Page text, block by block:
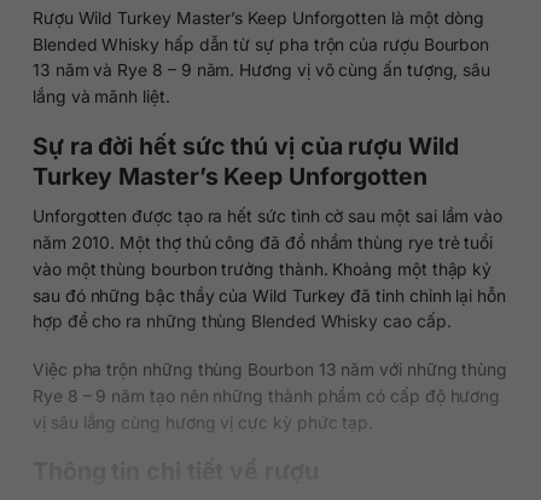
Rượu Wild Turkey Master’s Keep Unforgotten là một dòng
Blended Whisky hấp dẫn từ sự pha trộn của rượu Bourbon
13 năm và Rye 8 – 9 năm. Hương vị vô cùng ấn tượng, sâu
lắng và mãnh liệt.
Sự ra đời hết sức thú vị của rượu Wild
Turkey Master’s Keep Unforgotten
Unforgotten được tạo ra hết sức tình cờ sau một sai lầm vào
năm 2010. Một thợ thủ công đã đổ nhầm thùng rye trẻ tuổi
vào một thùng bourbon trưởng thành. Khoảng một thập kỷ
sau đó những bậc thầy của Wild Turkey đã tinh chỉnh lại hỗn
hợp để cho ra những thùng Blended Whisky cao cấp.
Việc pha trộn những thùng Bourbon 13 năm với những thùng
Rye 8 – 9 năm tạo nên những thành phẩm có cấp độ hương
vị sâu lắng cùng hương vị cực kỳ phức tạp.